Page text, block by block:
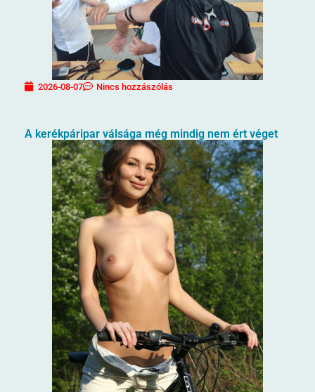
2026-08-07 Nincs hozzászólás
A kerékpáripar válsága még mindig nem ért véget